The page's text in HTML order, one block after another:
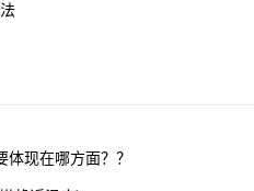
现在哪方面？？